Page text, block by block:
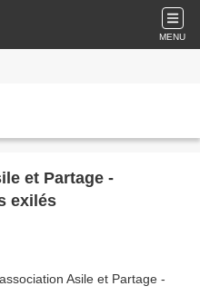
MENU
et Partage -
exilés